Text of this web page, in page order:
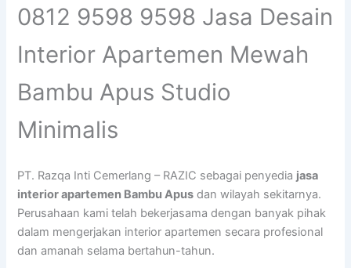
0812 9598 9598 Jasa Desain
Interior Apartemen Mewah
Bambu Apus Studio
Minimalis
PT. Razqa Inti Cemerlang – RAZIC sebagai penyedia jasa
interior apartemen Bambu Apus dan wilayah sekitarnya.
Perusahaan kami telah bekerjasama dengan banyak pihak
dalam mengerjakan interior apartemen secara profesional
dan amanah selama bertahun-tahun.